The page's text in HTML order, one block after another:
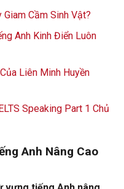
Cầm Sinh Vật?
Anh Kinh Điển Luôn
Liên Minh Huyền
Speaking Part 1 Chủ
Anh Nâng Cao